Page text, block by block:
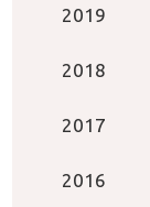
2019
2018
2017
2016